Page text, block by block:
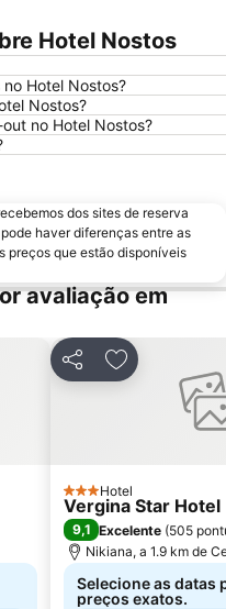
Hotel Nostos
Hotel Nostos?
Nostos?
no Hotel Nostos?
dos sites de reserva
haver diferenças entre as
preços que estão disponíveis
avaliação em
PartilharAdicionar
3 Estrelas
Hotel
Vergina Star Hotel
9,1 Excelente (505
Nikiana, a 1.9 km de
Selecione as datas
preços exatos.